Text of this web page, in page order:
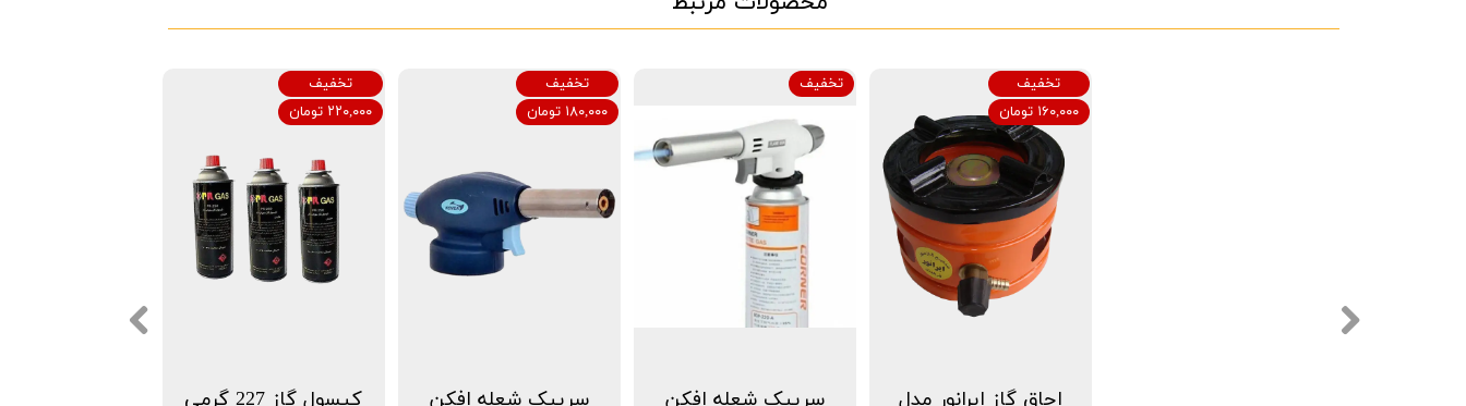
کپسول گاز 227 گرمی
تخفیف
۲۲۰,۰۰۰ تومان
سرپیک شعله افکن
تخفیف
۱۸۰,۰۰۰ تومان
سرپیک شعله افکن
تخفیف
اجاق گاز ایرانور مدل
تخفیف
۱۶۰,۰۰۰ تومان